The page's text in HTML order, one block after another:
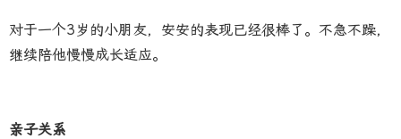
对于一个3岁的小朋友，安安的表现已经很棒了。不急不躁，
继续陪他慢慢成长适应。
亲子关系